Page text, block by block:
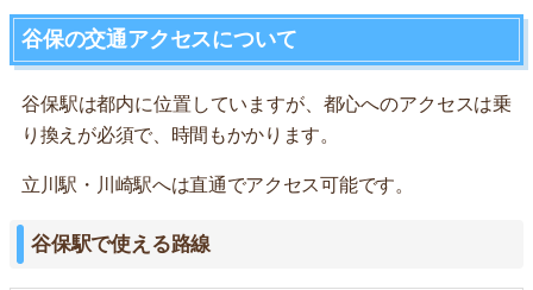
谷保の交通アクセスについて
谷保駅は都内に位置していますが、都心へのアクセスは乗
り換えが必須で、時間もかかります。
立川駅・川崎駅へは直通でアクセス可能です。
谷保駅で使える路線